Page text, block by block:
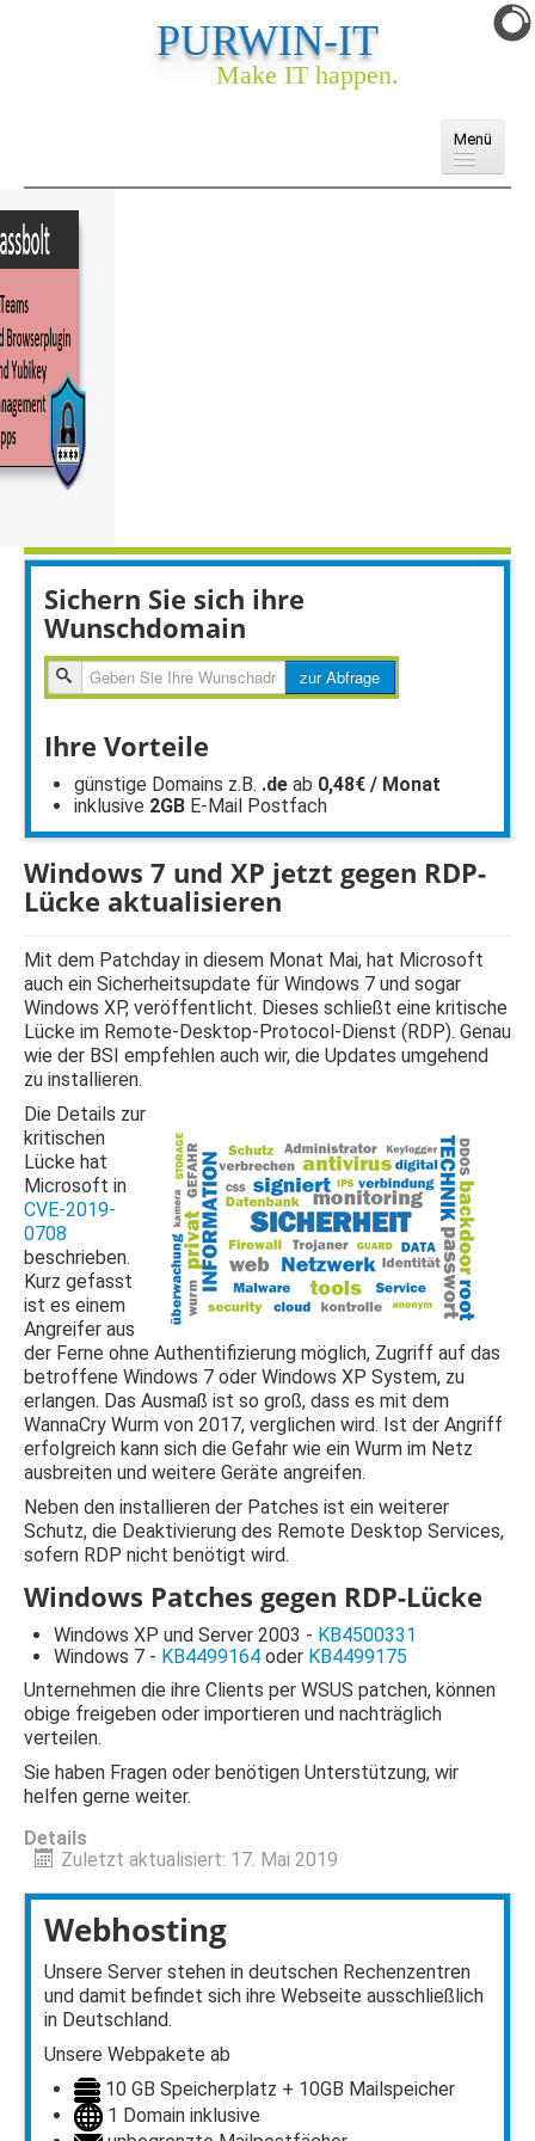
PURWIN-IT
Make IT happen.
Menü
Domains
E-Mail
Webhosting
Webseite & Webshop
Ankauf
Sichern Sie sich ihre
Wunschdomain
zur
Abfragen
zur Abfrage
Ihre Vorteile
günstige Domains z.B. .de ab 0,48€ / Monat
inklusive 2GB E-Mail Postfach
Windows 7 und XP jetzt gegen RDP-
Lücke aktualisieren
Mit dem Patchday in diesem Monat Mai, hat Microsoft
auch ein Sicherheitsupdate für Windows 7 und sogar
Windows XP, veröffentlicht. Dieses schließt eine kritische
Lücke im Remote-Desktop-Protocol-Dienst (RDP). Genau
wie der BSI empfehlen auch wir, die Updates umgehend
zu installieren.
Die Details zur
kritischen
Lücke hat
Microsoft in
CVE-2019-
0708
beschrieben.
Kurz gefasst
ist es einem
Angreifer aus
der Ferne ohne Authentifizierung möglich, Zugriff auf das
betroffene Windows 7 oder Windows XP System, zu
erlangen. Das Ausmaß ist so groß, dass es mit dem
WannaCry Wurm von 2017, verglichen wird. Ist der Angriff
erfolgreich kann sich die Gefahr wie ein Wurm im Netz
ausbreiten und weitere Geräte angreifen.
Neben den installieren der Patches ist ein weiterer
Schutz, die Deaktivierung des Remote Desktop Services,
sofern RDP nicht benötigt wird.
Windows Patches gegen RDP-Lücke
Windows XP und Server 2003 - KB4500331
Windows 7 - KB4499164 oder KB4499175
Unternehmen die ihre Clients per WSUS patchen, können
obige freigeben oder importieren und nachträglich
verteilen.
Sie haben Fragen oder benötigen Unterstützung, wir
helfen gerne weiter.
Details
Zuletzt aktualisiert: 17. Mai 2019
Webhosting
Unsere Server stehen in deutschen Rechenzentren
und damit befindet sich ihre Webseite ausschließlich
in Deutschland.
Unsere Webpakete ab
10 GB Speicherplatz + 10GB Mailspeicher
1 Domain inklusive